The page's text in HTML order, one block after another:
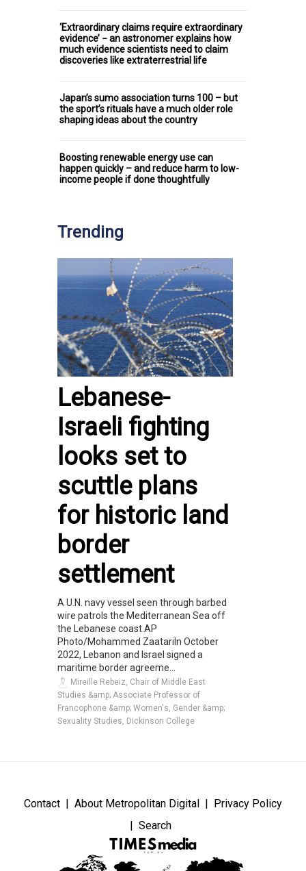
‘Extraordinary claims require extraordinary
evidence’ − an astronomer explains how
much evidence scientists need to claim
discoveries like extraterrestrial life
Japan’s sumo association turns 100 – but
the sport’s rituals have a much older role
shaping ideas about the country
Boosting renewable energy use can
happen quickly – and reduce harm to low-
income people if done thoughtfully
Trending
Lebanese-
Israeli fighting
looks set to
scuttle plans
for historic land
border
settlement
A U.N. navy vessel seen through barbed
wire patrols the Mediterranean Sea off
the Lebanese coast.AP
Photo/Mohammed ZaatariIn October
2022, Lebanon and Israel signed a
maritime border agreeme...
Mireille Rebeiz, Chair of Middle East
Studies &amp; Associate Professor of
Francophone &amp; Women's, Gender &amp;
Sexuality Studies, Dickinson College
Contact About Metropolitan Digital
Privacy Policy
Search